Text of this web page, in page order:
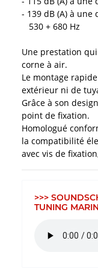
- 139 dB (A) à une
530 + 680 Hz
Une prestation
corne à air.
Le montage
extérieur ni de
Grâce à son
point de fixation.
Homologué
la compatibilité
avec vis de
>>>
TUNING